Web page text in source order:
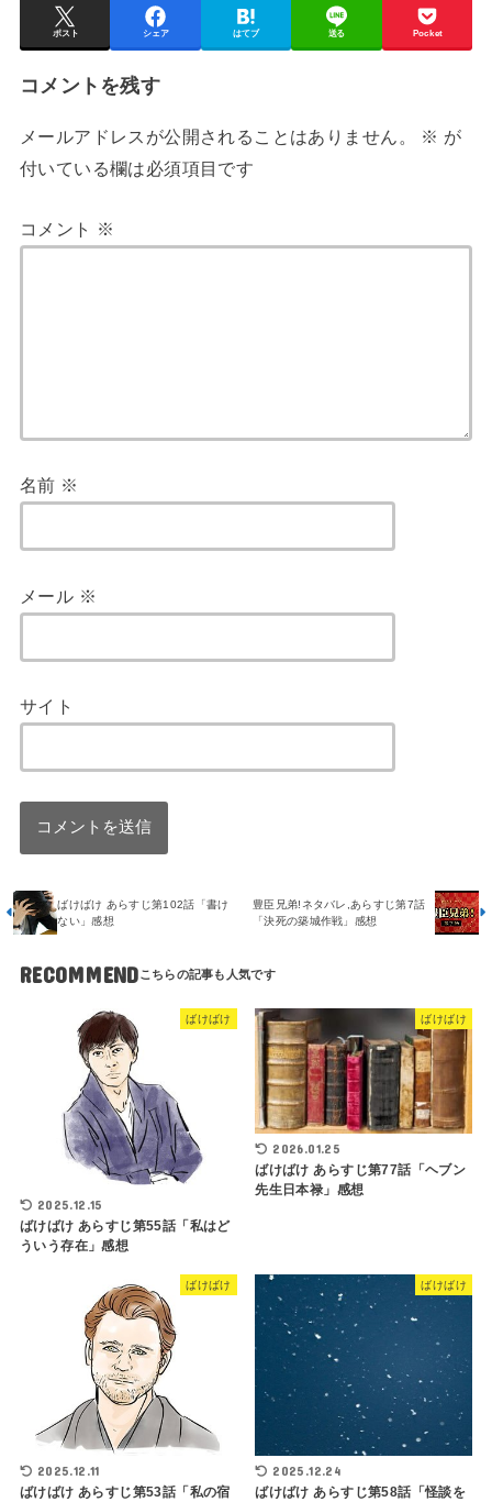
ポスト シェア はてブ 送る Pocket
コメントを残す
メールアドレスが公開されることはありません。 ※ が
付いている欄は必須項目です
コメント ※
名前 ※
メール ※
サイト
ばけばけ あらすじ第102話「書け
ない」感想
豊臣兄弟!ネタバレ,あらすじ第7話
「決死の築城作戦」感想
RECOMMEND
ばけばけ
2025.12.15
ばけばけ あらすじ第55話「私はど
ういう存在」感想
ばけばけ
2026.01.25
ばけばけ あらすじ第77話「ヘブン
先生日本禄」感想
ばけばけ
2025.12.11
ばけばけ あらすじ第53話「私の宿
ばけばけ
2025.12.24
ばけばけ あらすじ第58話「怪談を